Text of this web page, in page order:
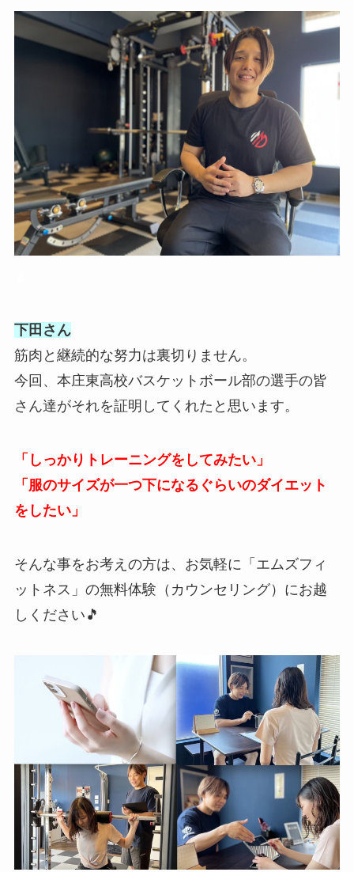
下田さん
筋肉と継続的な努力は裏切りません。
今回、本庄東高校バスケットボール部の選手の皆
さん達がそれを証明してくれたと思います。
「しっかりトレーニングをしてみたい」
「服のサイズが一つ下になるぐらいのダイエット
をしたい」
そんな事をお考えの方は、お気軽に「エムズフィ
ットネス」の無料体験（カウンセリング）にお越
しください🎵